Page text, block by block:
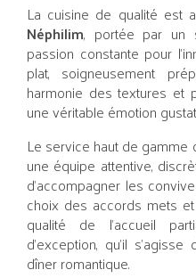
La cuisine de qualité est
Néphilim, portée par un
passion constante pour
plat, soigneusement
harmonie des textures et
une véritable émotion
Le service haut de
une équipe attentive,
d’accompagner les
choix des accords mets
qualité de l’accueil
d’exception, qu’il
dîner romantique.